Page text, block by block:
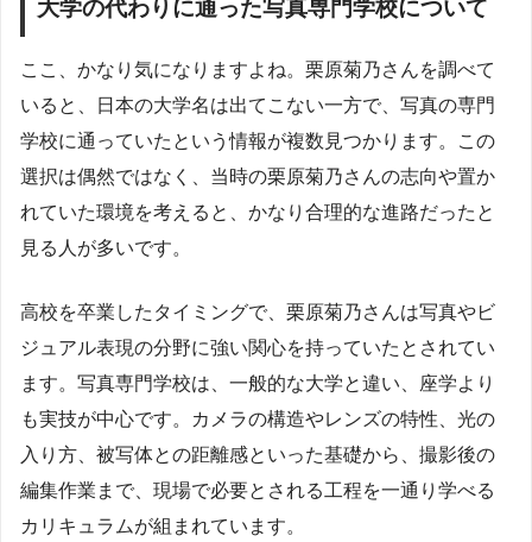
大学の代わりに通った写真専門学校について
ここ、かなり気になりますよね。栗原菊乃さんを調べて
いると、日本の大学名は出てこない一方で、写真の専門
学校に通っていたという情報が複数見つかります。この
選択は偶然ではなく、当時の栗原菊乃さんの志向や置か
れていた環境を考えると、かなり合理的な進路だったと
見る人が多いです。
高校を卒業したタイミングで、栗原菊乃さんは写真やビ
ジュアル表現の分野に強い関心を持っていたとされてい
ます。写真専門学校は、一般的な大学と違い、座学より
も実技が中心です。カメラの構造やレンズの特性、光の
入り方、被写体との距離感といった基礎から、撮影後の
編集作業まで、現場で必要とされる工程を一通り学べる
カリキュラムが組まれています。